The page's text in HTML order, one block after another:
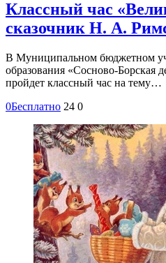
Классный час
сказочник Н. А.
В Муниципальном бюджетном
образования «Сосново-Борская
пройдет классный час на тему…
0Бесплатно 24 0